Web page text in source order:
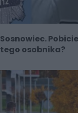
Sosnowiec.
tego osobnika?